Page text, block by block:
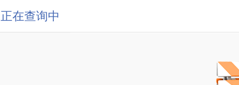
正在查询中